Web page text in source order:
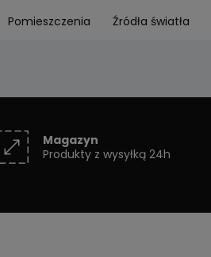
Pomieszczenia Źródła światła
Magazyn
Produkty z wysyłką 24h